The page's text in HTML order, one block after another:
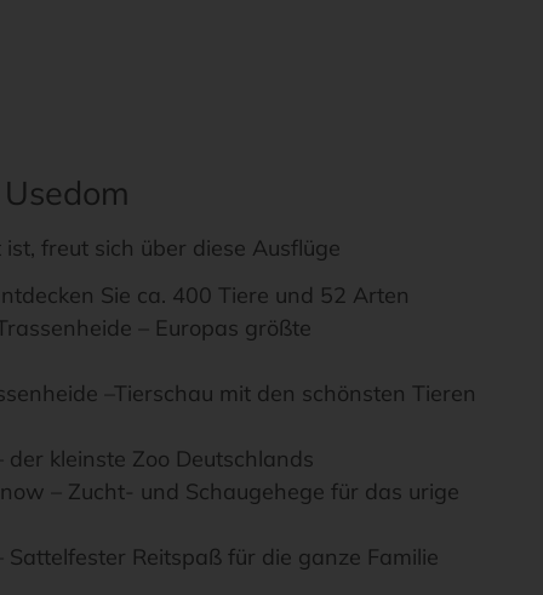
freut sich über diese Ausflüge
Sie ca. 400 Tiere und 52 Arten
– Europas größte
–Tierschau mit den schönsten Tieren
der kleinste Zoo Deutschlands
– Zucht- und Schaugehege für das urige
Sattelfester Reitspaß für die ganze Familie